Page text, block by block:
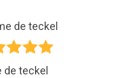
teckel